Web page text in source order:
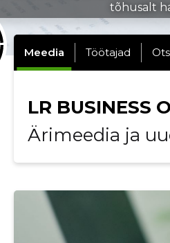
tõhusalt
Meedia Töötajad
LR BUSINESS
Ärimeedia ja